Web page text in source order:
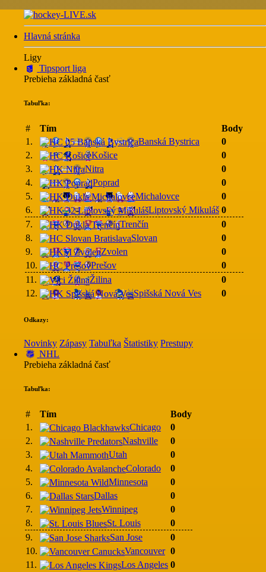
Hlavná stránka
Ligy
Tipsport liga
Prebieha základná časť
Tabuľka:
# Tím
Body
1.
Banská Bystrica
0
2.
Košice
0
3.
Nitra
0
4.
Poprad
0
5.
Michalovce
0
6.
Liptovský Mikuláš 0
7.
Trenčín
0
8.
Slovan
0
9.
Zvolen
0
10.
Prešov
0
11.
Žilina
0
12.
Spišská Nová Ves 0
Odkazy:
Novinky Zápasy Tabuľka Štatistiky Prestupy
NHL
Prebieha základná časť
Tabuľka:
# Tím
Body
1.
Chicago
0
2.
Nashville
0
3.
Utah
0
4.
Colorado
0
5.
Minnesota
0
6.
Dallas
0
7.
Winnipeg
0
8.
St. Louis
0
9.
San Jose
0
10.
Vancouver 0
11.
Los Angeles 0